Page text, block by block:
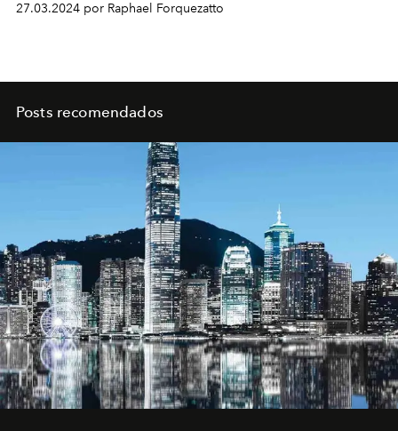
27.03.2024 por Raphael Forquezatto
Posts recomendados